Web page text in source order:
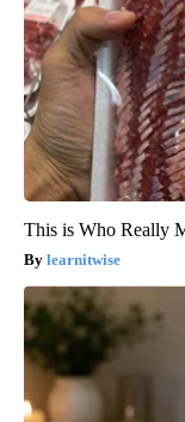
This is Who Really
learnitwise